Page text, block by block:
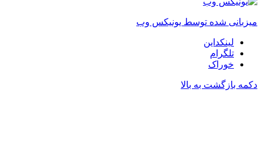
میزبانی شده توسط یونیکس وب
لینکداین
تلگرام
خوراک
دکمه بازگشت به بالا